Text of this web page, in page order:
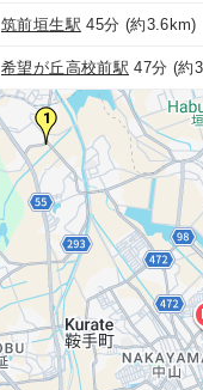
筑前垣生駅 45分 (約3.6km)
希望が丘高校前駅 47分 (約
1